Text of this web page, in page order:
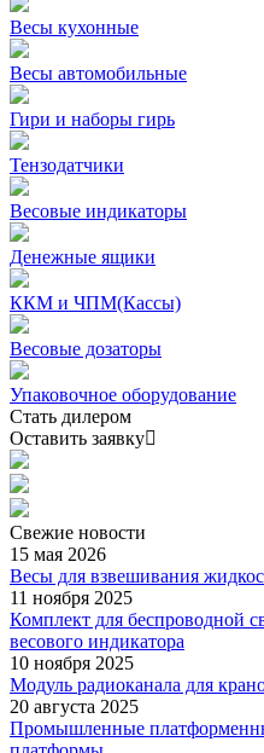
Весы кухонные
Весы автомобильные
Гири и наборы гирь
Тензодатчики
Весовые индикаторы
Денежные ящики
ККМ и ЧПМ(Кассы)
Весовые дозаторы
Упаковочное оборудование
Стать дилером
Оставить заявку
Свежие новости
15 мая 2026
Весы для взвешивания
11 ноября 2025
Комплект для беспроводной
весового индикатора
10 ноября 2025
Модуль радиоканала для
20 августа 2025
Промышленные